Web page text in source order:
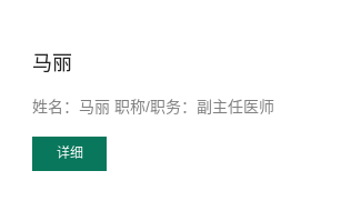
马丽
姓名：马丽 职称/职务：副主任医师
详细